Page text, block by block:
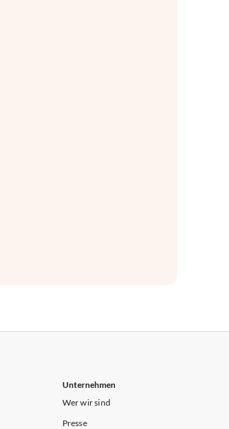
Unternehmen
Wer wir sind
Presse